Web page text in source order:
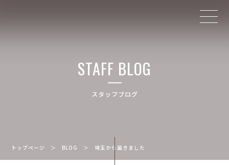
STAFF BLOG
スタッフブログ
トップページ ＞ BLOG ＞ 埼玉から届きました